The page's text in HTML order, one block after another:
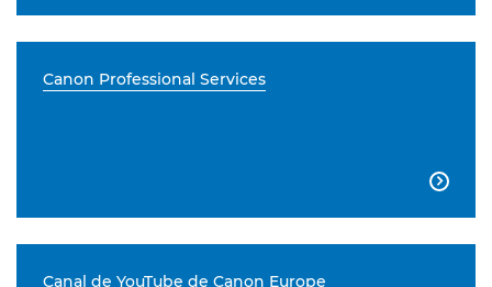
Canon Professional Services

Canal de YouTube de Canon Europe